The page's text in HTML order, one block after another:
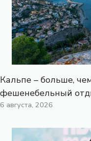
Кальпе – больше,
фешенебельный
6 августа, 2026